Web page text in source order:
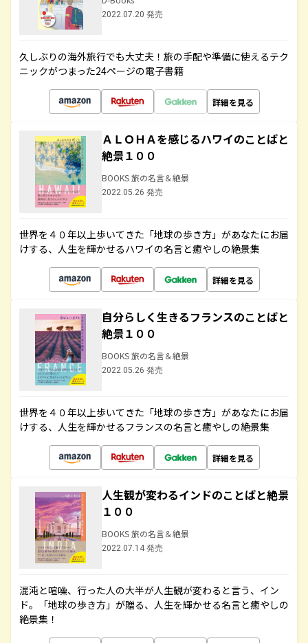
2022.07.20 発売
久しぶりの海外旅行でも大丈夫！旅の手配や準備に使えるテク
ニックがつまった24ページの電子書籍
詳細を見る
ＡＬＯＨＡを感じるハワイのことばと
絶景１００
BOOKS 旅の名言＆絶景
2022.05.26 発売
世界を４０年以上歩いてきた「地球の歩き方」があなたにお届
けする、人生を輝かせるハワイの名言と癒やしの絶景集
詳細を見る
自分らしく生きるフランスのことばと
絶景１００
BOOKS 旅の名言＆絶景
2022.05.26 発売
世界を４０年以上歩いてきた「地球の歩き方」があなたにお届
けする、人生を輝かせるフランスの名言と癒やしの絶景集
詳細を見る
人生観が変わるインドのことばと絶景
１００
BOOKS 旅の名言＆絶景
2022.07.14 発売
混沌と喧噪、行った人の大半が人生観が変わると言う、イン
ド。「地球の歩き方」が贈る、人生を輝かせる名言と癒やしの
絶景集！